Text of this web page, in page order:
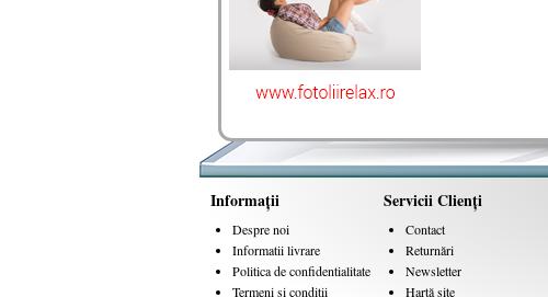
Informaţii
Despre noi
Informatii livrare
Politica de confidentialitate
Termeni si conditii
Servicii Clienţi
Contact
Returnări
Newsletter
Hartă site